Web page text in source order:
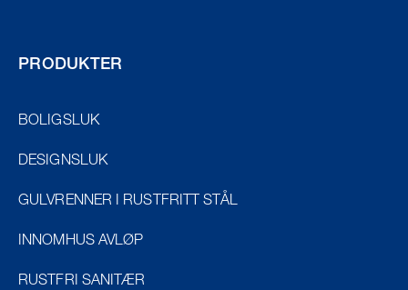
PRODUKTER
BOLIGSLUK
DESIGNSLUK
GULVRENNER I RUSTFRITT STÅL
INNOMHUS AVLØP
RUSTFRI SANITÆR